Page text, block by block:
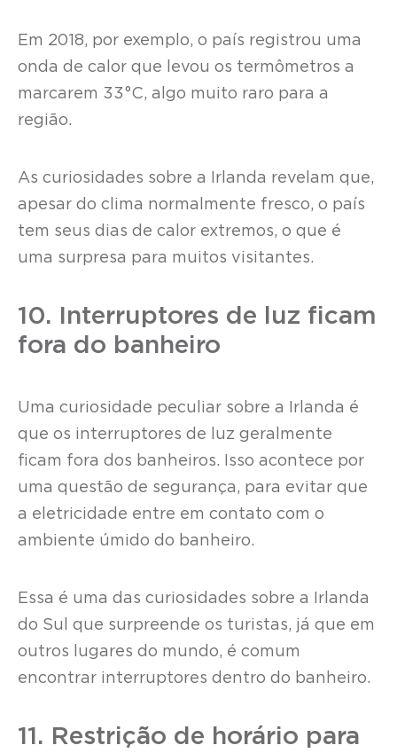
Em 2018, por exemplo, o país registrou uma
onda de calor que levou os termômetros a
marcarem 33°C, algo muito raro para a
região.
As curiosidades sobre a Irlanda revelam que,
apesar do clima normalmente fresco, o país
tem seus dias de calor extremos, o que é
uma surpresa para muitos visitantes.
10. Interruptores de luz ficam
fora do banheiro
Uma curiosidade peculiar sobre a Irlanda é
que os interruptores de luz geralmente
ficam fora dos banheiros. Isso acontece por
uma questão de segurança, para evitar que
a eletricidade entre em contato com o
ambiente úmido do banheiro.
Essa é uma das curiosidades sobre a Irlanda
do Sul que surpreende os turistas, já que em
outros lugares do mundo, é comum
encontrar interruptores dentro do banheiro.
11. Restrição de horário para